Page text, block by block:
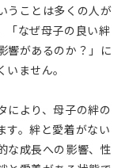
うことは多くの人が
「なぜ母子の良い絆
響があるのか？」に
ません。
により、母子の絆の
す。絆と愛着がない
な成長への影響、性